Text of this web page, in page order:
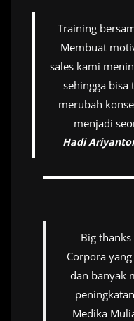
Training
Membuat
sales kami
sehingga bisa
merubah
menjadi
Hadi
Big
Corpora
dan banyak
Medika